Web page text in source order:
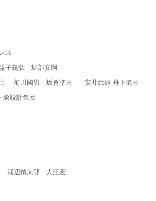
ス
子義弘 堀部安嗣
前川國男 坂倉準三 安井武雄 丹下健三
象設計集団
浦辺鎮太郎 大江宏